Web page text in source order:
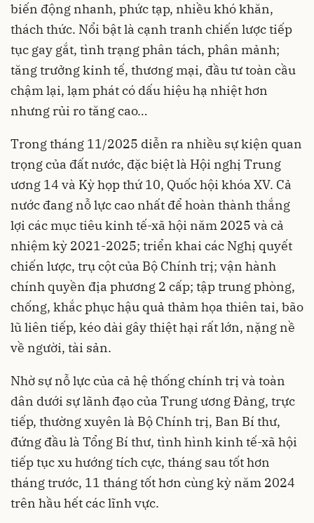
biến động nhanh, phức tạp, nhiều khó khăn,
thách thức. Nổi bật là cạnh tranh chiến lược tiếp
tục gay gắt, tình trạng phân tách, phân mảnh;
tăng trưởng kinh tế, thương mại, đầu tư toàn cầu
chậm lại, lạm phát có dấu hiệu hạ nhiệt hơn
nhưng rủi ro tăng cao…
Trong tháng 11/2025 diễn ra nhiều sự kiện quan
trọng của đất nước, đặc biệt là Hội nghị Trung
ương 14 và Kỳ họp thứ 10, Quốc hội khóa XV. Cả
nước đang nỗ lực cao nhất để hoàn thành thắng
lợi các mục tiêu kinh tế-xã hội năm 2025 và cả
nhiệm kỳ 2021-2025; triển khai các Nghị quyết
chiến lược, trụ cột của Bộ Chính trị; vận hành
chính quyền địa phương 2 cấp; tập trung phòng,
chống, khắc phục hậu quả thảm họa thiên tai, bão
lũ liên tiếp, kéo dài gây thiệt hại rất lớn, nặng nề
về người, tài sản.
Nhờ sự nỗ lực của cả hệ thống chính trị và toàn
dân dưới sự lãnh đạo của Trung ương Đảng, trực
tiếp, thường xuyên là Bộ Chính trị, Ban Bí thư,
đứng đầu là Tổng Bí thư, tình hình kinh tế-xã hội
tiếp tục xu hướng tích cực, tháng sau tốt hơn
tháng trước, 11 tháng tốt hơn cùng kỳ năm 2024
trên hầu hết các lĩnh vực.